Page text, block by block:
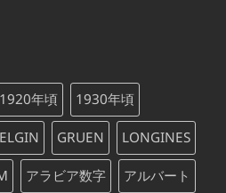
1920年頃 1930年頃
ELGIN GRUEN LONGINES
アラビア数字 アルバート